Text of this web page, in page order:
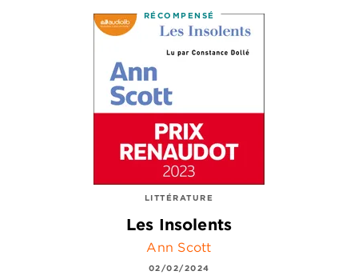
RÉCOMPENSÉ
LITTÉRATURE
Les Insolents
Ann Scott
02/02/2024